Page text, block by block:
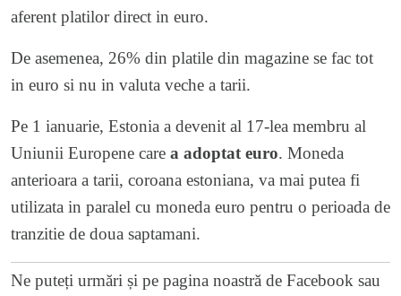
aferent platilor direct in euro.
De asemenea, 26% din platile din magazine se fac tot
in euro si nu in valuta veche a tarii.
Pe 1 ianuarie, Estonia a devenit al 17-lea membru al
Uniunii Europene care a adoptat euro. Moneda
anterioara a tarii, coroana estoniana, va mai putea fi
utilizata in paralel cu moneda euro pentru o perioada de
tranzitie de doua saptamani.
Ne puteți urmări și pe pagina noastră de Facebook sau